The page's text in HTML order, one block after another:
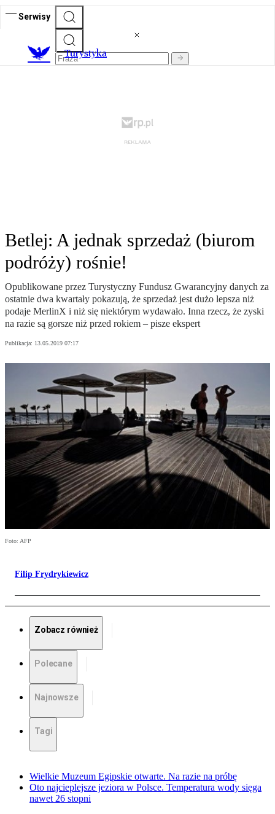
Serwisy
Turystyka
Betlej: A jednak sprzedaż (biurom
podróży) rośnie!
Opublikowane przez Turystyczny Fundusz Gwarancyjny danych za
ostatnie dwa kwartały pokazują, że sprzedaż jest dużo lepsza niż
podaje MerlinX i niż się niektórym wydawało. Inna rzecz, że zyski
na razie są gorsze niż przed rokiem – pisze ekspert
Publikacja: 13.05.2019 07:17
Foto: AFP
Filip Frydrykiewicz
Zobacz również
Polecane
Najnowsze
Tagi
Wielkie Muzeum Egipskie otwarte. Na razie na próbę
Oto najcieplejsze jeziora w Polsce. Temperatura wody sięga
nawet 26 stopni